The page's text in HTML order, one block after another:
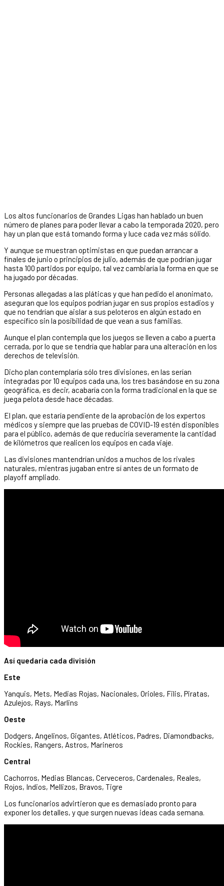
Los altos funcionarios de Grandes Ligas han hablado un buen
número de planes para poder llevar a cabo la temporada 2020, pero
hay un plan que está tomando forma y luce cada vez más sólido.
Y aunque se muestran optimistas en que puedan arrancar a
finales de junio o principios de julio, además de que podrían jugar
hasta 100 partidos por equipo, tal vez cambiaría la forma en que se
ha jugado por décadas.
Personas allegadas a las pláticas y que han pedido el anonimato,
aseguran que los equipos podrían jugar en sus propios estadios y
que no tendrían que aislar a sus peloteros en algún estado en
específico sin la posibilidad de que vean a sus familias.
Aunque el plan contempla que los juegos se lleven a cabo a puerta
cerrada, por lo que se tendría que hablar para una alteración en los
derechos de televisión.
Dicho plan contemplaría sólo tres divisiones, en las serían
integradas por 10 equipos cada una, los tres basándose en su zona
geográfica, es decir, acabaría con la forma tradicional en la que se
juega pelota desde hace décadas.
El plan, que estaría pendiente de la aprobación de los expertos
médicos y siempre que las pruebas de COVID-19 estén disponibles
para el público, además de que reduciría severamente la cantidad
de kilómetros que realicen los equipos en cada viaje.
Las divisiones mantendrían unidos a muchos de los rivales
naturales, mientras jugaban entre sí antes de un formato de
playoff ampliado.
Así quedaría cada división
Este
Yanquis, Mets, Medias Rojas, Nacionales, Orioles, Filis, Piratas,
Azulejos, Rays, Marlins
Oeste
Dodgers, Angelinos, Gigantes, Atléticos, Padres, Diamondbacks,
Rockies, Rangers, Astros, Marineros
Central
Cachorros, Medias Blancas, Cerveceros, Cardenales, Reales,
Rojos, Indios, Mellizos, Bravos, Tigre
Los funcionarios advirtieron que es demasiado pronto para
exponer los detalles, y que surgen nuevas ideas cada semana.